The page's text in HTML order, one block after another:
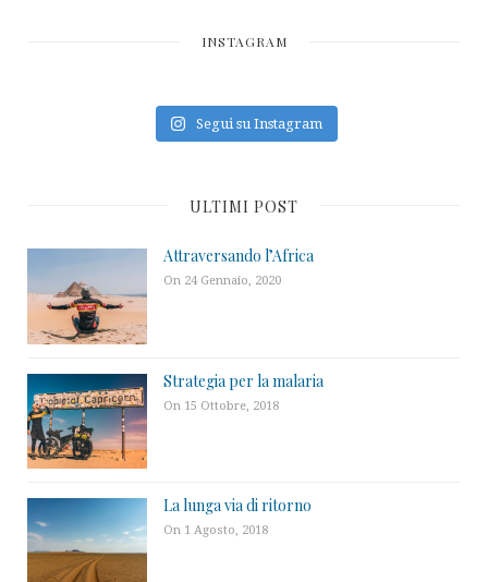
INSTAGRAM
Segui su Instagram
ULTIMI POST
Attraversando l’Africa
On 24 Gennaio, 2020
Strategia per la malaria
On 15 Ottobre, 2018
La lunga via di ritorno
On 1 Agosto, 2018